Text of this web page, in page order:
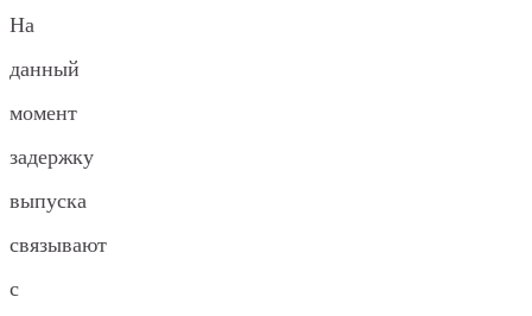
На
данный
момент
задержку
выпуска
связывают
с